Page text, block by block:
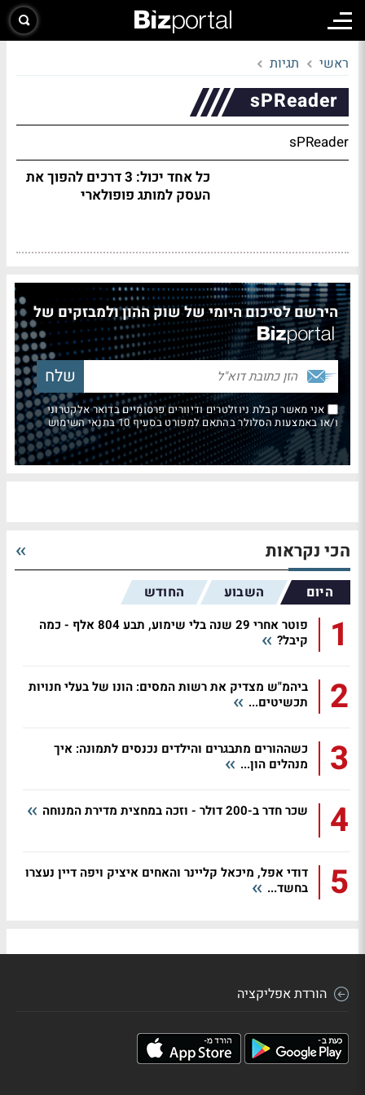
ראשי תגיות
sPReader
sPReader
כל אחד יכול: 3 דרכים להפוך את
העסק למותג פופולארי
הירשם לסיכום היומי של שוק ההון ולמבזקים של
אני מאשר קבלת ניוזלטרים ודיוורים פרסומיים בדואר אלקטרוני
ו/או באמצעות הסלולר בהתאם למפורט בסעיף 10 בתנאי השימוש
הכי נקראות
היום השבוע החודש
1
פוטר אחרי 29 שנה בלי שימוע, תבע 804 אלף - כמה
קיבל?
2
ביהמ"ש מצדיק את רשות המסים: הונו של בעלי חנויות
תכשיטים...
3
כשההורים מתבגרים והילדים נכנסים לתמונה: איך
מנהלים הון...
4 שכר חדר ב-200 דולר - וזכה במחצית מדירת המנוחה
5
דודי אפל, מיכאל קליינר והאחים איציק ויפה דיין נעצרו
בחשד...
הורדת אפליקציה